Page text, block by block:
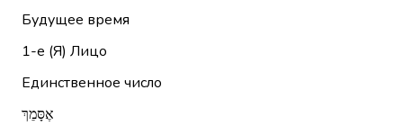
Будущее время
1-е (Я) Лицо
Единственное число
אֶסָּמֵךְ